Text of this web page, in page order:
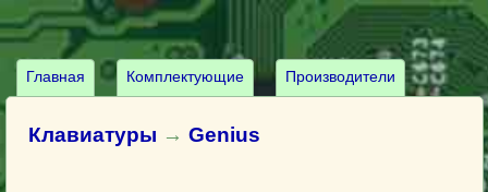
Главная Комплектующие Производители
Клавиатуры → Genius